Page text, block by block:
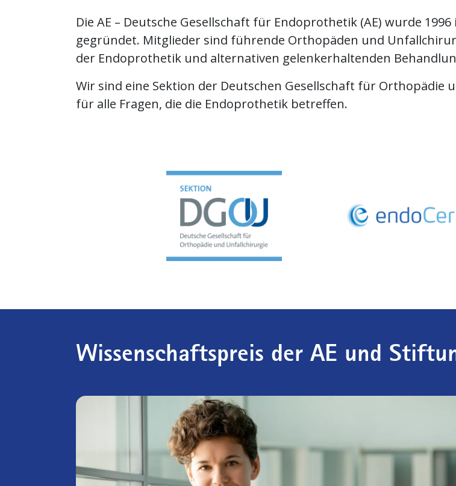
Die AE – Deutsche Gesellschaft für Endoprothetik (AE) wurde
gegründet. Mitglieder sind führende Orthopäden und
der Endoprothetik und alternativen gelenkerhaltenden
Wir sind eine Sektion der Deutschen Gesellschaft für Orthopädie
für alle Fragen, die die Endoprothetik betreffen.
Wissenschaftspreis der AE und